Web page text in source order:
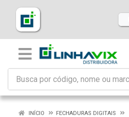
INÍCIO
FECHADURAS DIGITAIS